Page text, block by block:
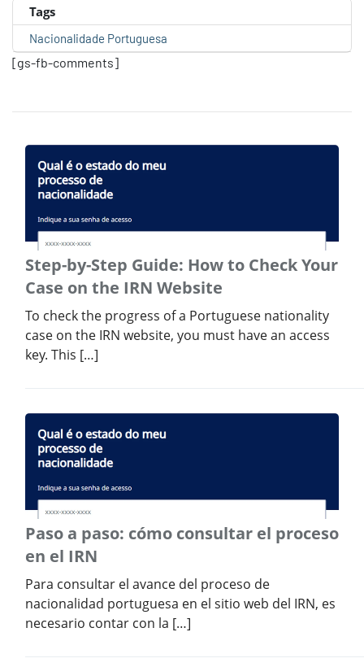
Tags
Nacionalidade Portuguesa
[gs-fb-comments]
Step-by-Step Guide: How to Check Your
Case on the IRN Website
To check the progress of a Portuguese nationality
case on the IRN website, you must have an access
key. This […]
Paso a paso: cómo consultar el proceso
en el IRN
Para consultar el avance del proceso de
nacionalidad portuguesa en el sitio web del IRN, es
necesario contar con la […]